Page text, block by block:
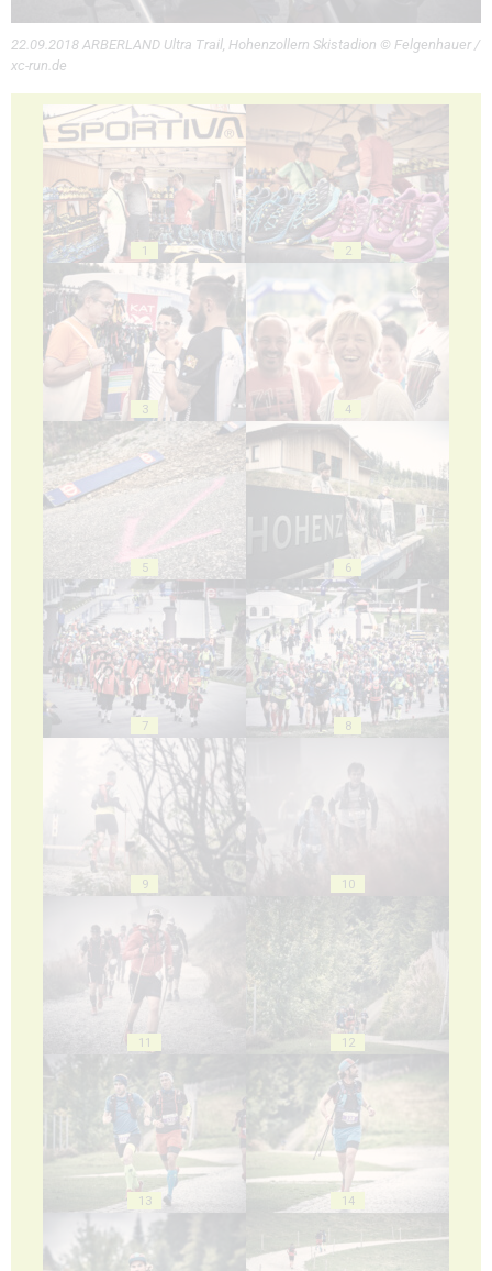
22.09.2018 ARBERLAND Ultra Trail, Hohenzollern Skistadion © Felgenhauer /
xc-run.de
1 2
3 4
5 6
7 8
9 10
11 12
13 14